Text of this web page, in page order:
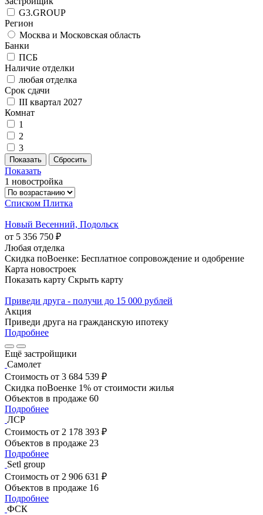
G3.GROUP
Регион
Москва и Московская область
Банки
ПСБ
Наличие отделки
любая отделка
Срок сдачи
III квартал 2027
Комнат
1
2
3
Показать
1 новостройка
Списком Плитка
Новый Весенний, Подольск
от 5 356 750 ₽
Любая отделка
Скидка поВоенке: Бесплатное сопровождение и одобрение
Карта новостроек
Показать карту Скрыть карту
Приведи друга - получи до 15 000 рублей
Акция
Приведи друга на гражданскую ипотеку
Подробнее
Ещё застройщики
Самолет
Стоимость от 3 684 539 ₽
Скидка поВоенке 1% от стоимости жилья
Объектов в продаже 60
Подробнее
ЛСР
Стоимость от 2 178 393 ₽
Объектов в продаже 23
Подробнее
Setl group
Стоимость от 2 906 631 ₽
Объектов в продаже 16
Подробнее
ФСК